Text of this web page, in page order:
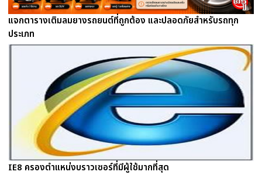
แจกตารางเติมลมยางรถยนต์ที่ถูกต้อง และปลอดภัยสำหรับรถทุก
ประเภท
IE8 ครองตำแหน่งบราวเซอร์ที่มีผู้ใช้มากที่สุด